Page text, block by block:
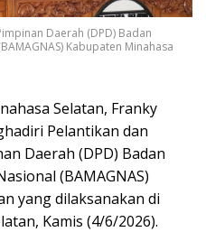
Daerah (DPD) Badan
Kabupaten Minahasa
Selatan, Franky
Pelantikan dan
Daerah (DPD) Badan
(BAMAGNAS)
yang dilaksanakan di
Kamis (4/6/2026).